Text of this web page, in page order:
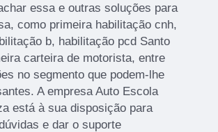
essa e outras soluções para
como primeira habilitação cnh,
b, habilitação pcd Santo
carteira de motorista, entre
no segmento que podem-lhe
A empresa Auto Escola
está à sua disposição para
e dar o suporte